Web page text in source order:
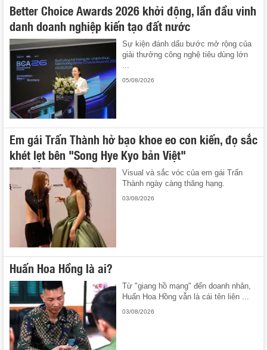
Better Choice Awards 2026 khởi động, lần đầu vinh
danh doanh nghiệp kiến tạo đất nước
Sự kiện đánh dấu bước mở rộng của
giải thưởng công nghệ tiêu dùng lớn
05/08/2026
Em gái Trấn Thành hở bạo khoe eo con kiến, đọ sắc
khét lẹt bên "Song Hye Kyo bản Việt"
Visual và sắc vóc của em gái Trấn
Thành ngày càng thăng hạng.
03/08/2026
Huấn Hoa Hồng là ai?
Từ "giang hồ mạng" đến doanh nhân,
Huấn Hoa Hồng vẫn là cái tên liên ...
03/08/2026